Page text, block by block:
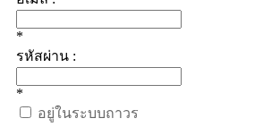
*
รหัสผ่าน :
*
อยู่ในระบบถาวร